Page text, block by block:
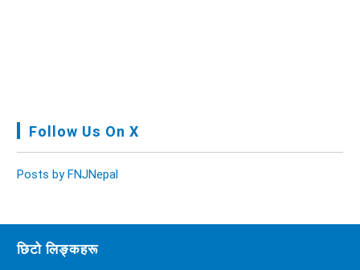
Follow Us On X
Posts by FNJNepal
छिटो लिङ्कहरू